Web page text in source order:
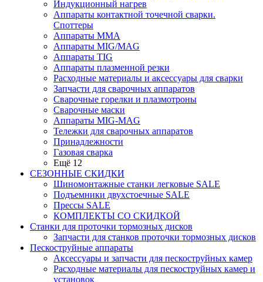
Индукционный нагрев
Аппараты контактной точечной сварки.
Споттеры
Аппараты MMA
Аппараты MIG/MAG
Аппараты TIG
Аппараты плазменной резки
Расходные материалы и аксессуары для сварки
Запчасти для сварочных аппаратов
Сварочные горелки и плазмотроны
Сварочные маски
Аппараты MIG-MAG
Тележки для сварочных аппаратов
Принадлежности
Газовая сварка
Ещё 12
СЕЗОННЫЕ СКИДКИ
Шиномонтажные станки легковые SALE
Подъемники двухстоечные SALE
Прессы SALE
КОМПЛЕКТЫ СО СКИДКОЙ
Станки для проточки тормозных дисков
Запчасти для станков проточки тормозных дисков
Пескоструйные аппараты
Аксессуары и запчасти для пескоструйных камер
Расходные материалы для пескоструйных камер и
установок